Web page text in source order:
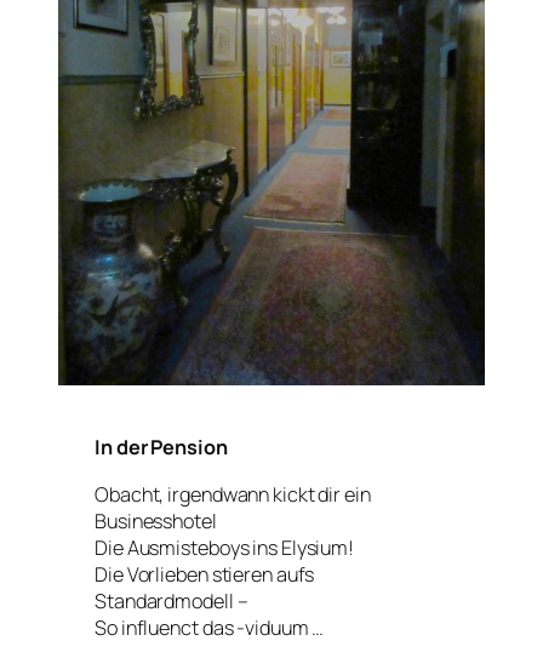
In der Pension
Obacht, irgendwann kickt dir ein
Businesshotel
Die Ausmisteboys ins Elysium!
Die Vorlieben stieren aufs
Standardmodell –
So influenct das -viduum …